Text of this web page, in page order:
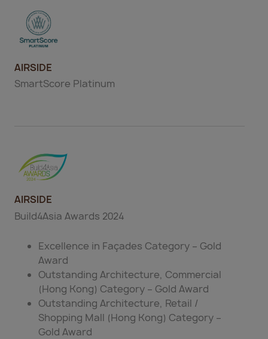
AIRSIDE
SmartScore Platinum
AIRSIDE
Build4Asia Awards 2024
Excellence in Façades Category – Gold
Award
Outstanding Architecture, Commercial
(Hong Kong) Category – Gold Award
Outstanding Architecture, Retail /
Shopping Mall (Hong Kong) Category –
Gold Award